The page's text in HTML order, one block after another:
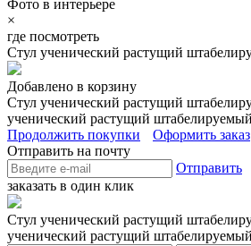
Фото в интерьере
×
где посмотреть
Стул ученический растущий
Добавлено в корзину
Стул ученический растущий
ученический растущий
Продолжить покупки
Оформить заказ
Отправить на почту
Отправить
заказать в один клик
Стул ученический растущий
ученический растущий